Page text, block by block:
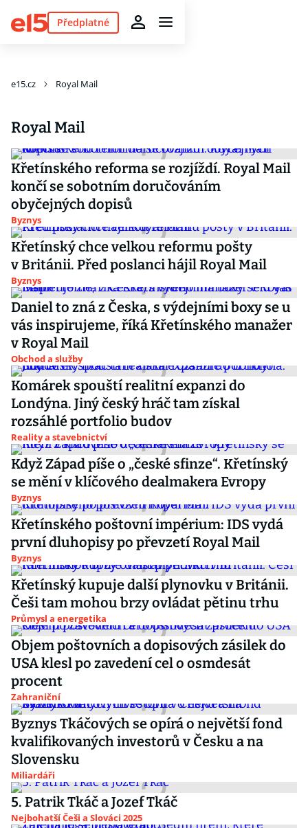
Předplatné
e15.cz Royal Mail
Royal Mail
Křetínského reforma se rozjíždí. Royal Mail
končí se sobotním doručováním
obyčejných dopisů
Byznys
Křetínský chce velkou reformu pošty
v Británii. Před poslanci hájil Royal Mail
Byznys
Daniel to zná z Česka, s výdejními boxy se u
vás inspirujeme, říká Křetínského manažer
v Royal Mail
Obchod a služby
Komárek spouští realitní expanzi do
Londýna. Jiný český hráč tam získal
rozsáhlé portfolio budov
Reality a stavebnictví
Když Západ píše o „české sfinze“. Křetínský
se mění v klíčového dealmakera Evropy
Byznys
Křetínského poštovní impérium: IDS vydá
první dluhopisy po převzetí Royal Mail
Byznys
Křetínský kupuje další plynovku v Británii.
Češi tam mohou brzy ovládat pětinu trhu
Průmysl a energetika
Objem poštovních a dopisových zásilek do
USA klesl po zavedení cel o osmdesát
procent
Zahraniční
Byznys Tkáčových se opírá o největší fond
kvalifikovaných investorů v Česku a na
Slovensku
Miliardáři
5. Patrik Tkáč a Jozef Tkáč
Nejbohatší Češi a Slováci 2025